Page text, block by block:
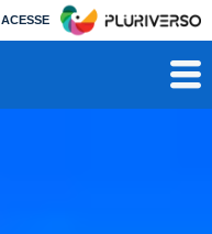
ACESSE